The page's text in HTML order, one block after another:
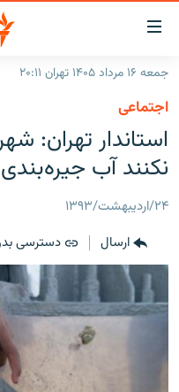
لینک‌های
قابلیت
دسترسی
بازگشت
منوی
اصلی
رفتن
صفحه
جستجو
جهان
برنامه‌های رادیویی
فرکانس‌ها
پادکست
چندرسانه‌ای
گزارش‌های تصویری
گزارش‌های ویدئویی
زنان فردا
جمعه ۱۶ مرداد ۱۴۰۵ تهران ۲۰:۱۱
اجتماعی
استاندار تهران:
نکنند آب
۲۴/اردیبهشت/۱۳۹۳
ارسال
دسترسی